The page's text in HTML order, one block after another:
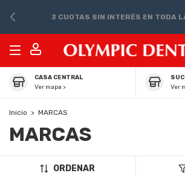
3 CUOTAS SIN INTERÉS EN TODA
CASA CENTRAL
Ver mapa >
Ver
Inicio > MARCAS
MARCAS
ORDENAR